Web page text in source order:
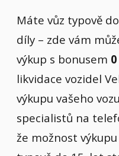
Máte vůz typově
díly – zde vám
výkup s bonusem
likvidace vozidel
výkupu vašeho
specialistů na
že možnost